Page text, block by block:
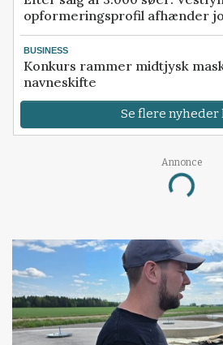
opformeringsprofil afhænder
BUSINESS
Konkurs rammer midtjysk
navneskifte
Se flere nyheder
Annonce
Loading...